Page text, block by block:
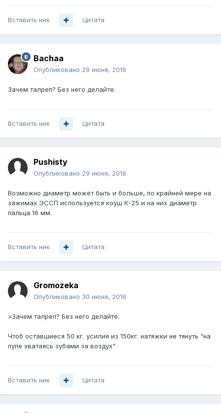
Вставить ник Цитата
Bachaa
Опубликовано 29 июня, 2016
Зачем талреп? Без него делайте.
Вставить ник Цитата
Pushisty
Опубликовано 29 июня, 2016
Возможно диаметр может быть и больше, по крайней мере на
зажимах ЭССП используется коуш К-25 и на них диаметр
пальца 16 мм.
Вставить ник Цитата
Gromozeka
Опубликовано 30 июня, 2016
>Зачем талреп? Без него делайте.
Чтоб оставшиеся 50 кг. усилия из 150кг. натяжки не тянуть "на
пупе хватаясь зубами за воздух"
Вставить ник Цитата